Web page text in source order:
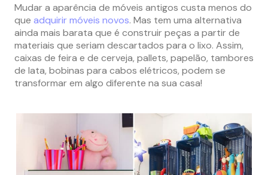
Mudar a aparência de móveis antigos custa menos do
que adquirir móveis novos. Mas tem uma alternativa
ainda mais barata que é construir peças a partir de
materiais que seriam descartados para o lixo. Assim,
caixas de feira e de cerveja, pallets, papelão, tambores
de lata, bobinas para cabos elétricos, podem se
transformar em algo diferente na sua casa!